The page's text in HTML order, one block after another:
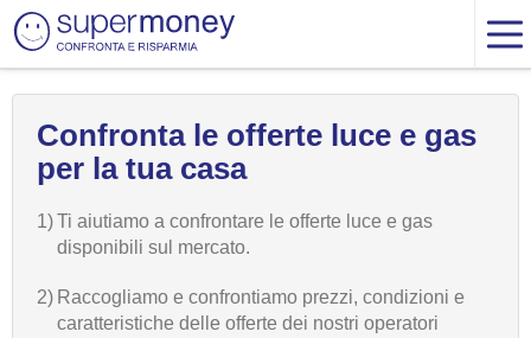
Confronta le offerte luce e gas
per la tua casa
1)Ti aiutiamo a confrontare le offerte luce e gas
disponibili sul mercato.
2) Raccogliamo e confrontiamo prezzi, condizioni e
caratteristiche delle offerte dei nostri operatori